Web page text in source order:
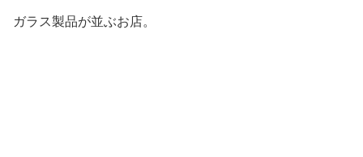
ガラス製品が並ぶお店。